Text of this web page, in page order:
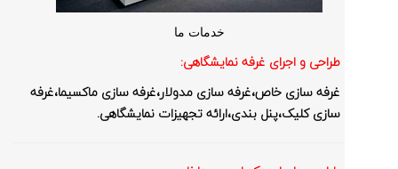
خدمات ما
طراحی و اجرای غرفه نمایشگاهی:
غرفه سازی خاص،غرفه سازی مدولار،غرفه سازی ماکسیما،غرفه
سازی کلیک،پنل بندی،ارائه تجهیزات نمایشگاهی.